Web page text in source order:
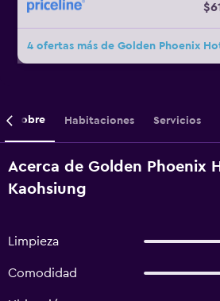
4 ofertas más de Golden Phoenix
Sobre Habitaciones Servicios
Acerca de Golden Phoenix
Kaohsiung
Limpieza
Comodidad